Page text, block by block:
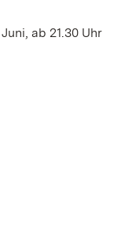
ab 21.30 Uhr